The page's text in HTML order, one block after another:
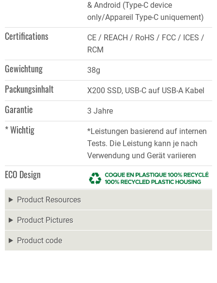
& Android (Type-C device
only/Appareil Type-C uniquement)
Certifications
CE / REACH / RoHS / FCC / ICES /
RCM
Gewichtung 38g
Packungsinhalt X200 SSD, USB-C auf USB-A Kabel
Garantie 3 Jahre
* Wichtig
*Leistungen basierend auf internen
Tests. Die Leistung kann je nach
Verwendung und Gerät variieren
ECO Design
Product Resources
Product Pictures
Product code